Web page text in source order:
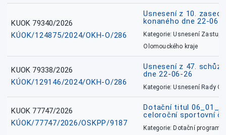
KUOK 79340/2026
KÚOK/124875/2024/OKH-O/286
Usnesení z 10.
konaného dne 22-06-
Kategorie: Usnesení
Olomouckého kraje
KUOK 79338/2026
KÚOK/129146/2024/OKH-O/286
Usnesení z 47.
dne 22-06-26
Kategorie: Usnesení Rady
KUOK 77747/2026
KÚOK/77747/2026/OSKPP/9187
Dotační titul
celoroční sportovní
Kategorie: Dotační